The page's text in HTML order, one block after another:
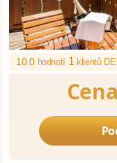
10.0 hodnotí 1 klientů